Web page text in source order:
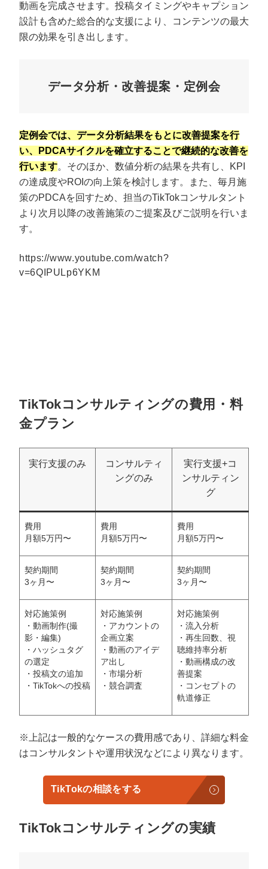
動画を完成させます。投稿タイミングやキャプション
設計も含めた総合的な支援により、コンテンツの最大
限の効果を引き出します。
データ分析・改善提案・定例会
定例会では、データ分析結果をもとに改善提案を行
い、PDCAサイクルを確立することで継続的な改善を
行います。そのほか、数値分析の結果を共有し、KPI
の達成度やROIの向上策を検討します。また、毎月施
策のPDCAを回すため、担当のTikTokコンサルタント
より次月以降の改善施策のご提案及びご説明を行いま
す。
https://www.youtube.com/watch?
v=6QIPULp6YKM
TikTokコンサルティングの費用・料
金プラン
実行支援のみ
コンサルティ
ングのみ
実行支援+コ
ンサルティン
グ
費用
月額5万円〜
費用
月額5万円〜
費用
月額5万円〜
契約期間
3ヶ月〜
契約期間
3ヶ月〜
契約期間
3ヶ月〜
対応施策例
・動画制作(撮
影・編集)
・ハッシュタグ
の選定
・投稿文の追加
・TikTokへの投稿
対応施策例
・アカウントの
企画立案
・動画のアイデ
ア出し
・市場分析
・競合調査
対応施策例
・流入分析
・再生回数、視
聴維持率分析
・動画構成の改
善提案
・コンセプトの
軌道修正
※上記は一般的なケースの費用感であり、詳細な料金
はコンサルタントや運用状況などにより異なります。
TikTokの相談をする
TikTokコンサルティングの実績